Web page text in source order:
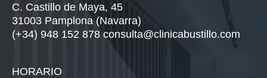
C. Castillo de Maya, 45
31003 Pamplona (Navarra)
(+34) 948 152 878 consulta@clinicabustillo.com
HORARIO